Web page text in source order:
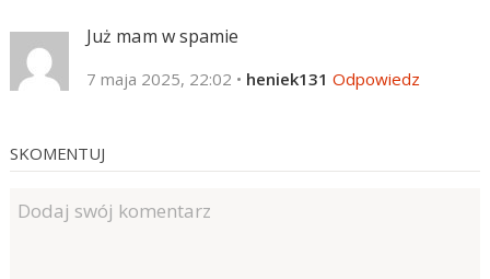
Już mam w spamie
7 maja 2025, 22:02 • heniek131 Odpowiedz
SKOMENTUJ